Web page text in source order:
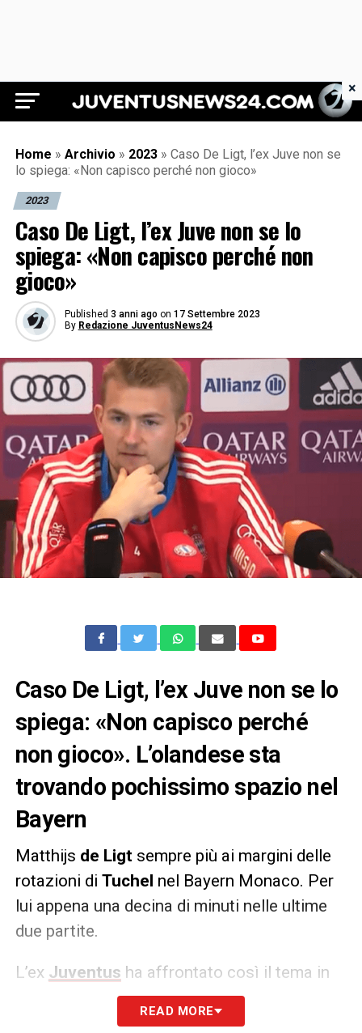
Juventus News 24
Home » Archivio » 2023 » Caso De Ligt, l’ex Juve non se
lo spiega: «Non capisco perché non gioco»
2023
Caso De Ligt, l’ex Juve non se lo
spiega: «Non capisco perché non
gioco»
Published 3 anni ago on 17 Settembre 2023
By Redazione JuventusNews24
Caso De Ligt, l’ex Juve non se lo
spiega: «Non capisco perché
non gioco». L’olandese sta
trovando pochissimo spazio nel
Bayern
Matthijs de Ligtsempre più ai margini delle
rotazioni di Tuchel nel Bayern Monaco. Per
lui appena una decina di minuti nelle ultime
due partite.
L’ex Juventus ha affrontato così il tema in
Perché non mi fanno partire
titolare? Guarda, non ne ho idea dovresti
READ MORE
×